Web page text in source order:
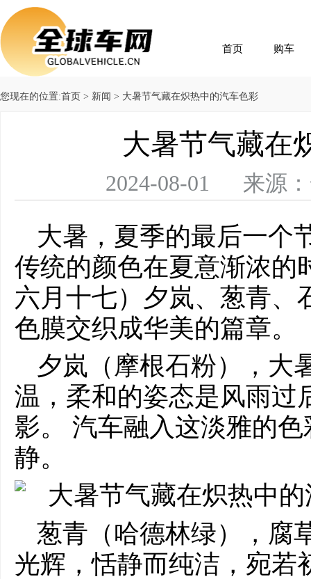
首页 购车
您现在的位置:首页 > 新闻 > 大暑节气藏在炽热中的汽车色彩
大暑节气藏在
2024-08-01 来源
大暑，夏季的最后一个
传统的颜色在夏意渐浓的
六月十七）夕岚、葱青、
色膜交织成华美的篇章。
夕岚（摩根石粉），大
温，柔和的姿态是风雨过
影。 汽车融入这淡雅的
静。
葱青（哈德林绿），腐
光辉，恬静而纯洁，宛若